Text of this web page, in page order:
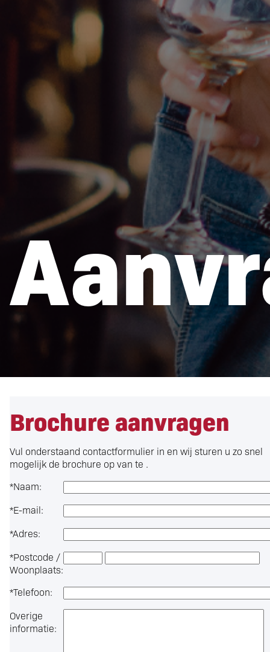
Brochure aanvragen
Vul onderstaand contactformulier in en wij sturen u zo snel
mogelijk de brochure op van te .
*Naam:
*E-mail:
*Adres:
*Postcode /
Woonplaats:
*Telefoon:
Overige
informatie: